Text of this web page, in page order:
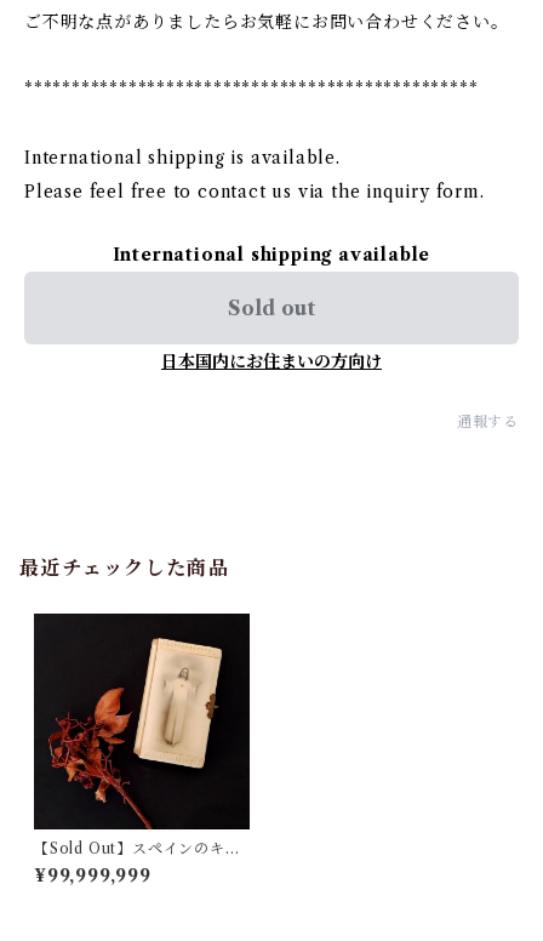
ご不明な点がありましたらお気軽にお問い合わせください。
************************************************
International shipping is available.
Please feel free to contact us via the inquiry form.
International shipping available
Sold out
日本国内にお住まいの方向け
通報する
最近チェックした商品
【Sold Out】スペインのキリ
スト教手引書
¥99,999,999